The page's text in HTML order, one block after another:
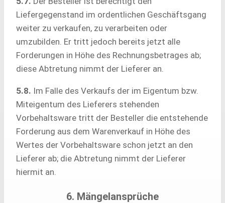
Liefergegenstand im ordentlichen Geschäftsgang
weiter zu verkaufen, zu verarbeiten oder
umzubilden. Er tritt jedoch bereits jetzt alle
Forderungen in Höhe des Rechnungsbetrages ab;
diese Abtretung nimmt der Lieferer an.
5.8. Im Falle des Verkaufs der im Eigentum bzw.
Miteigentum des Lieferers stehenden
Vorbehaltsware tritt der Besteller die entstehende
Forderung aus dem Warenverkauf in Höhe des
Wertes der Vorbehaltsware schon jetzt an den
Lieferer ab; die Abtretung nimmt der Lieferer
hiermit an.
6. Mängelansprüche